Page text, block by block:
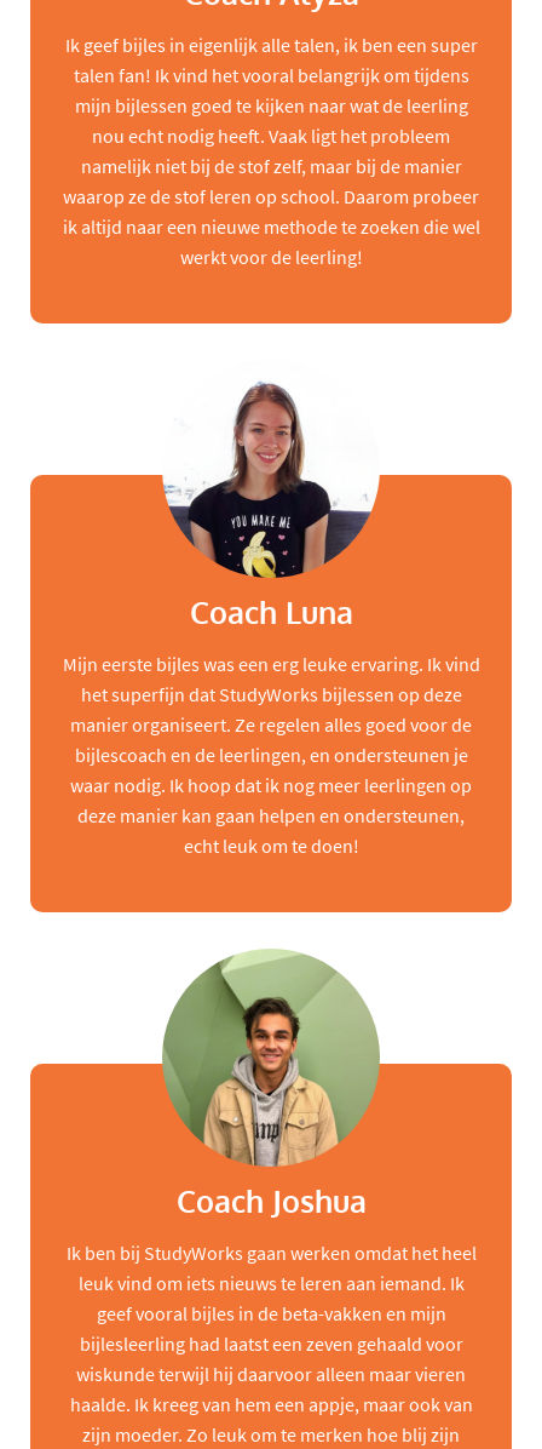
Ik geef bijles in eigenlijk alle talen, ik ben een super
talen fan! Ik vind het vooral belangrijk om tijdens
mijn bijlessen goed te kijken naar wat de leerling
nou echt nodig heeft. Vaak ligt het probleem
namelijk niet bij de stof zelf, maar bij de manier
waarop ze de stof leren op school. Daarom probeer
ik altijd naar een nieuwe methode te zoeken die wel
werkt voor de leerling!
Coach Luna
Mijn eerste bijles was een erg leuke ervaring. Ik vind
het superfijn dat StudyWorks bijlessen op deze
manier organiseert. Ze regelen alles goed voor de
bijlescoach en de leerlingen, en ondersteunen je
waar nodig. Ik hoop dat ik nog meer leerlingen op
deze manier kan gaan helpen en ondersteunen,
echt leuk om te doen!
Coach Joshua
Ik ben bij StudyWorks gaan werken omdat het heel
leuk vind om iets nieuws te leren aan iemand. Ik
geef vooral bijles in de beta-vakken en mijn
bijlesleerling had laatst een zeven gehaald voor
wiskunde terwijl hij daarvoor alleen maar vieren
haalde. Ik kreeg van hem een appje, maar ook van
zijn moeder. Zo leuk om te merken hoe blij zijn